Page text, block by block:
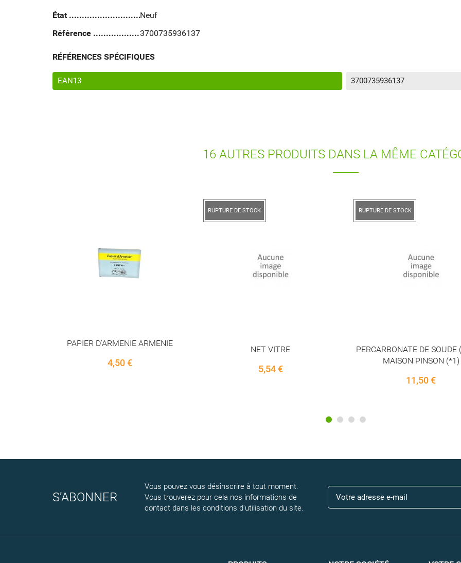
État
Neuf
Référence
3700735936137
RÉFÉRENCES SPÉCIFIQUES
EAN13 3700735936137
16 AUTRES PRODUITS DANS LA MÊME
NET VITRE
5,54 €
RUPTURE DE STOCK
PERCARBONATE DE SOUDE (2,5KG)
CHARBON VEGETAL DE
BATON 100% FRANCAIS
8,50 €
S’ABONNER
Vous pouvez vous désinscrire à tout moment.
Vous trouverez pour cela nos informations de
contact dans les conditions d'utilisation du site.